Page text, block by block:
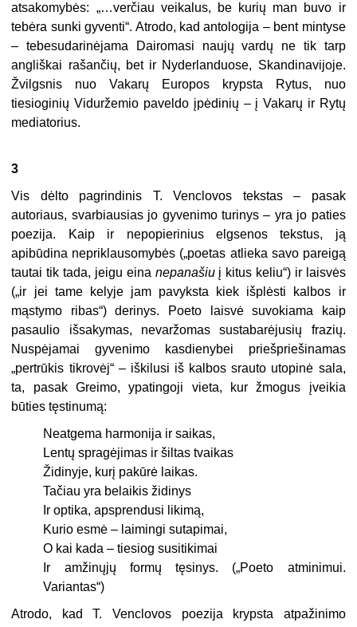
atsakomybės: „…verčiau veikalus, be kurių man buvo ir
tebėra sunki gyventi“. Atrodo, kad antologija – bent mintyse
– tebesudarinėjama Dairomasi naujų vardų ne tik tarp
angliškai rašančių, bet ir Nyderlanduose, Skandinavijoje.
Žvilgsnis nuo Vakarų Europos krypsta Rytus, nuo
tiesioginių Viduržemio paveldo įpėdinių – į Vakarų ir Rytų
mediatorius.
3
Vis dėlto pagrindinis T. Venclovos tekstas – pasak
autoriaus, svar­biausias jo gyvenimo turinys – yra jo paties
poezija. Kaip ir nepopierinius elgsenos tekstus, ją
apibūdina nepriklausomybės („poetas atlieka savo pareigą
tautai tik tada, jeigu eina nepanašiuį kitus keliu“) ir laisvės
(„ir jei tame kelyje jam pavyksta kiek išplėsti kalbos ir
mąstymo ribas“) derinys. Poeto laisvė suvokiama kaip
pasaulio išsakymas, nevaržomas sustabarėjusių frazių.
Nuspėjamai gyvenimo kasdienybei priešpriešina­mas
„pertrūkis tikrovėj“ – iškilusi iš kalbos srauto utopinė sala,
ta, pasak Greimo, ypatingoji vieta, kur žmogus įveikia
būties tęstinumą:
Neatgema harmonija ir saikas,
Lentų spragėjimas ir šiltas tvaikas
Židinyje, kurį pakūrė laikas.
Tačiau yra belaikis židinys
Ir optika, apsprendusi likimą,
Kurio esmė – laimingi sutapimai,
O kai kada – tiesiog susitikimai
Ir amžinųjų formų tęsinys. („Poeto atminimui.
Variantas“)
Atrodo, kad T. Venclovos poezija krypsta atpažinimo